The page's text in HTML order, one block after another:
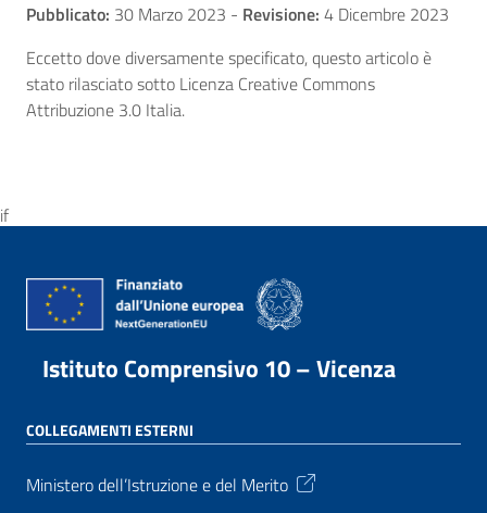
Pubblicato: 30 Marzo 2023 - Revisione: 4 Dicembre 2023
Eccetto dove diversamente specificato, questo articolo è
stato rilasciato sotto Licenza Creative Commons
Attribuzione 3.0 Italia.
if
Istituto Comprensivo 10 – Vicenza
COLLEGAMENTI ESTERNI
Ministero dell’Istruzione e del Merito